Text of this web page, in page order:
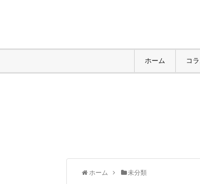
ホーム コ
ホーム 未分類